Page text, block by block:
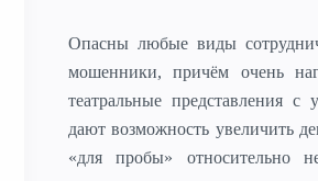
Опасны любые виды
мошенники, причём очень
театральные представления с
дают возможность увеличить
«для пробы» относительно